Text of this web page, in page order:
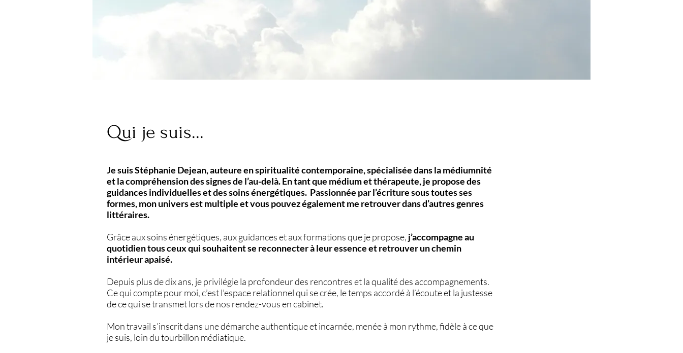
Qui je suis...
Je suis Stéphanie Dejean, auteure en spiritualité contemporaine, spécialisée dans la médiumnité
et la compréhension des signes de l’au-delà. ​En tant que médium et thérapeute, je propose des
guidances individuelles et des soins énergétiques. Passionnée par l’écriture sous toutes ses
formes, mon univers est multiple et vous pouvez également me retrouver dans d’autres genres
littéraires.
Grâce aux soins énergétiques, aux guidances et aux formations que je propose, j’accompagne au
quotidien tous ceux qui souhaitent se reconnecter à leur essence et retrouver un chemin
intérieur apaisé.
Depuis plus de dix ans, je privilégie la profondeur des rencontres et la qualité des accompagnements.
Ce qui compte pour moi, c’est l’espace relationnel qui se crée, le temps accordé à l’écoute et la justesse
de ce qui se transmet lors de nos rendez-vous en cabinet.
Mon travail s’inscrit dans une démarche authentique et incarnée, menée à mon rythme, fidèle à ce que
je suis, loin du tourbillon médiatique.